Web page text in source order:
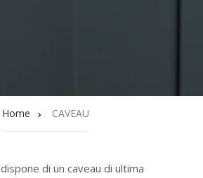
Home CAVEAU
dispone di un caveau di ultima